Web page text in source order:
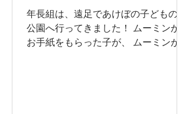
年長組は、遠足であけぼの子どもの森
公園へ行ってきました！ ムーミンから
お手紙をもらった子が、 ムーミンが居